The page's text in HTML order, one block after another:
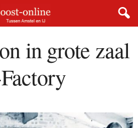
grote zaal van de Q-Factory
in grote zaal